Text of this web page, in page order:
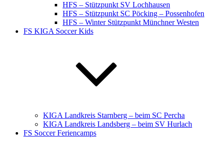
HFS – Stützpunkt SV Lochhausen
HFS – Stützpunkt SC Pöcking – Possenhofen
HFS – Winter Stützpunkt Münchner Westen
FS KIGA Soccer Kids
KIGA Landkreis Starnberg – beim SC Percha
KIGA Landkreis Landsberg – beim SV Hurlach
FS Soccer Feriencamps